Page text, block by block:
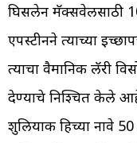
घिसलेन मॅक्सवेलसाठी
एपस्टीनने त्याच्या
त्याचा वैमानिक लॅरी
देण्याचे निश्चित केले आहे.
शुलियाक हिच्या नावे